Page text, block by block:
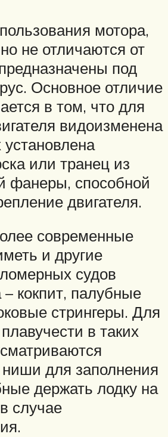
мотора,
не отличаются от
под
Основное отличие
в том, что для
видоизменена
или транец из
фанеры, способной
двигателя.
современные
и другие
судов
– кокпит, палубные
стрингеры. Для
в таких
для заполнения
держать лодку на
случае